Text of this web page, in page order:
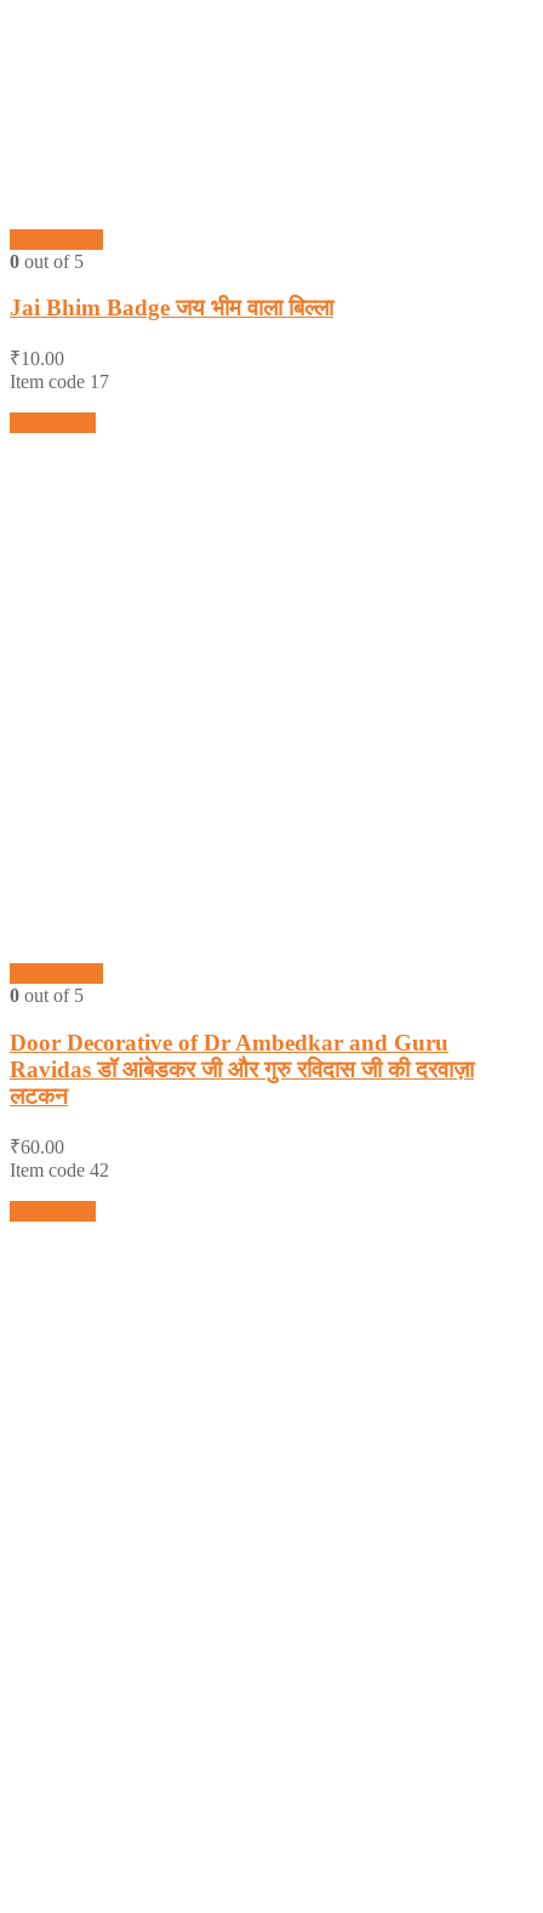
0 out of 5
Jai Bhim Badge जय भीम वाला बिल्ला
₹10.00
Item code 17
0 out of 5
Door Decorative of Dr Ambedkar and Guru
Ravidas डॉ आंबेडकर जी और गुरु रविदास जी की दरवाज़ा
लटकन
₹60.00
Item code 42